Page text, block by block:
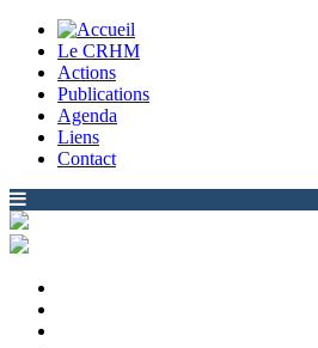
Le CRHM
Actions
Publications
Agenda
Liens
Contact